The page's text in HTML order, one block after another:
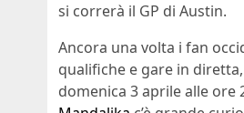
si correrà il GP di Austin.
Ancora una volta i fan
qualifiche e gare in
domenica 3 aprile alle ore